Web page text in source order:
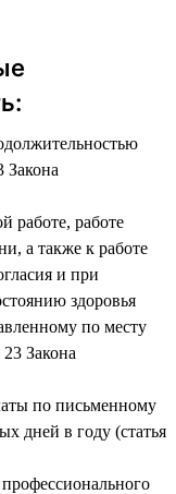
Закона
работе, работе
а также к работе
и при
здоровья
по месту
Закона
по письменному
дней в году (статья